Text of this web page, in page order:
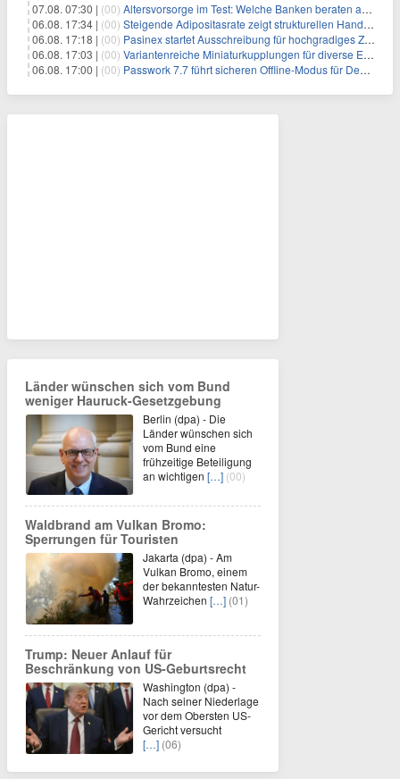
07.08. 07:30 | (00) Altersvorsorge im Test: Welche Banken beraten am besten?
06.08. 17:34 | (00) Steigende Adipositasrate zeigt strukturellen Handlungsbedarf bei der Ernährung schulpflichtiger Kinder
06.08. 17:18 | (00) Pasinex startet Ausschreibung für hochgradiges Zinksulfidkonzentrat mit Germanium- und Silbergehalten und stellt ein Betriebsupdate bereit
06.08. 17:03 | (00) Variantenreiche Miniaturkupplungen für diverse Einsatzbereiche
06.08. 17:00 | (00) Passwork 7.7 führt sicheren Offline-Modus für Desktop- und Mobile-Apps ein
Länder wünschen sich vom Bund
weniger Hauruck-Gesetzgebung
Berlin (dpa) - Die
Länder wünschen sich
vom Bund eine
frühzeitige Beteiligung
an wichtigen […] (00)
Waldbrand am Vulkan Bromo:
Sperrungen für Touristen
Jakarta (dpa) - Am
Vulkan Bromo, einem
der bekanntesten Natur-
Wahrzeichen […] (01)
Trump: Neuer Anlauf für
Beschränkung von US-Geburtsrecht
Washington (dpa) -
Nach seiner Niederlage
vor dem Obersten US-
Gericht versucht
[…] (06)